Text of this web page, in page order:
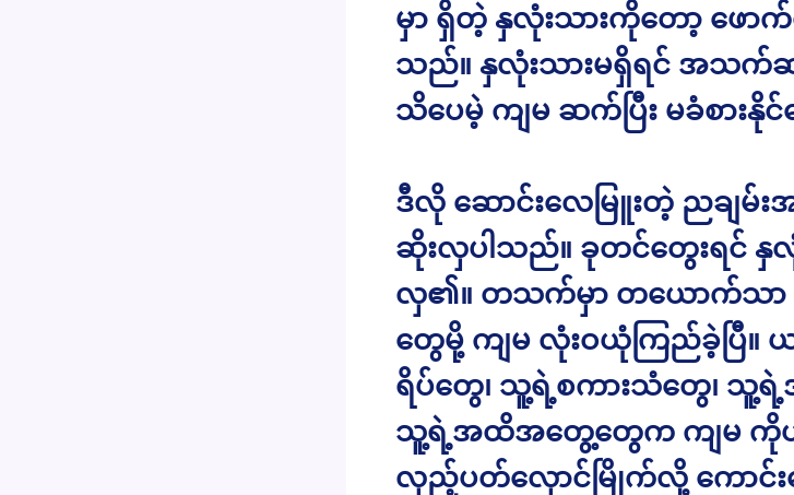
မှာ ရှိတဲ့ နှလုံးသားကိုတော့ ဖေ
သည်။ နှလုံးသားမရှိရင် အသက်
သိပေမဲ့ ကျမ ဆက်ပြီး မခံစားနိုင်
ဒီလို ဆောင်းလေမြူးတဲ့ ညချမ်း
ဆိုးလှပါသည်။ ခုတင်တွေးရင်
လှ၏။ တသက်မှာ တယောက်သ
တွေမို့ ကျမ လုံးဝယုံကြည်ခဲ့ပြီ
ရိပ်တွေ၊ သူ့ရဲ့စကားသံတွေ၊ သူ့
သူ့ရဲ့အထိအတွေ့တွေက ကျမ ကိုယ်ခ
လှည့်ပတ်လှောင်မြိုက်လို့ ကောင်းန